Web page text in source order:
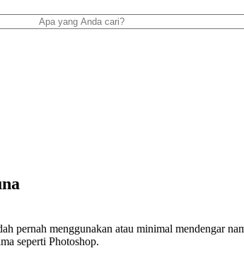
pernah menggunakan atau minimal mendengar
seperti Photoshop.